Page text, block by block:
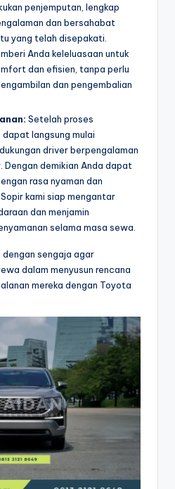
penjemputan, lengkap
dan bersahabat
yang telah disepakati.
Anda keleluasaan untuk
dan efisien, tanpa perlu
dan pengembalian
Setelah proses
langsung mulai
driver berpengalaman
Dengan demikian Anda dapat
rasa nyaman dan
kami siap mengantar
dan menjamin
selama masa sewa.
dengan sengaja agar
dalam menyusun rencana
mereka dengan Toyota